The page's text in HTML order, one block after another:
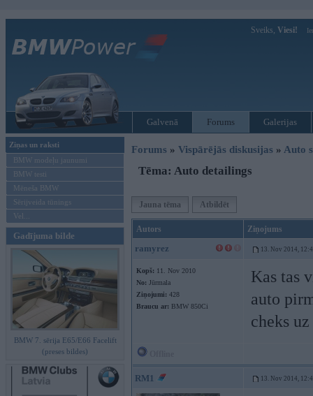
Sveiks, Viesi!
Galvenā Forums Galerijas
Ziņas un raksti
BMW modeļu jaunumi
BMW testi
Mēneša BMW
Sērijveida tūnings
Vel...
Gadījuma bilde
BMW 7. sērija E65/E66 Facelift
(preses bildes)
Forums » Vispārējās diskusijas » Auto
Tēma: Auto detailings
Jauna tēma Atbildēt
Autors Ziņojums
ramyrez 13. Nov 2014,
Kopš: 11. Nov 2010
No: Jūrmala
Ziņojumi: 428
Braucu ar: BMW 850Ci
Kas tas
auto
cheks
RM1 13. Nov 2014,